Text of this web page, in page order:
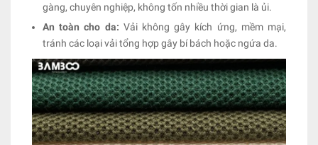
gàng, chuyên nghiệp, không tốn nhiều thời gian là ủi.
An toàn cho da: Vải không gây kích ứng, mềm mại,
tránh các loại vải tổng hợp gây bí bách hoặc ngứa da.